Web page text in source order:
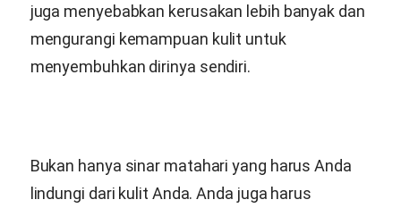
juga menyebabkan kerusakan lebih banyak dan
mengurangi kemampuan kulit untuk
menyembuhkan dirinya sendiri.
Bukan hanya sinar matahari yang harus Anda
lindungi dari kulit Anda. Anda juga harus